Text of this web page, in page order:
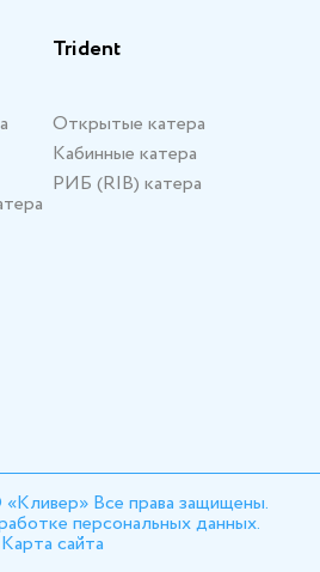
Trident
Открытые катера
Кабинные катера
РИБ (RIB) катера
Все права защищены.
персональных данных.
Карта сайта